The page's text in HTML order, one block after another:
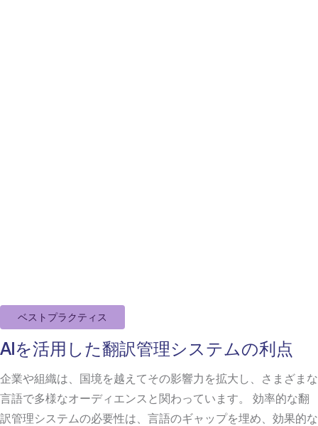
ベストプラクティス
AIを活用した翻訳管理システムの利点
企業や組織は、国境を越えてその影響力を拡大し、さまざまな
言語で多様なオーディエンスと関わっています。 効率的な翻
訳管理システムの必要性は、言語のギャップを埋め、効果的な